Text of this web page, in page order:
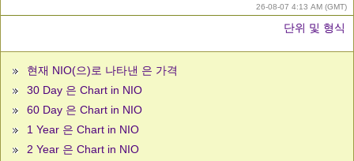
26-08-07 4:13 AM (GMT)
단위 및 형식
현재 NIO(으)로 나타낸 은 가격
30 Day 은 Chart in NIO
60 Day 은 Chart in NIO
1 Year 은 Chart in NIO
2 Year 은 Chart in NIO